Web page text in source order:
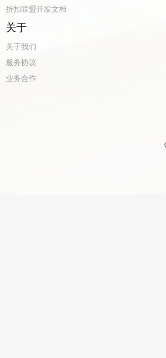
折扣联盟开发文档
关于
关于我们
服务协议
业务合作